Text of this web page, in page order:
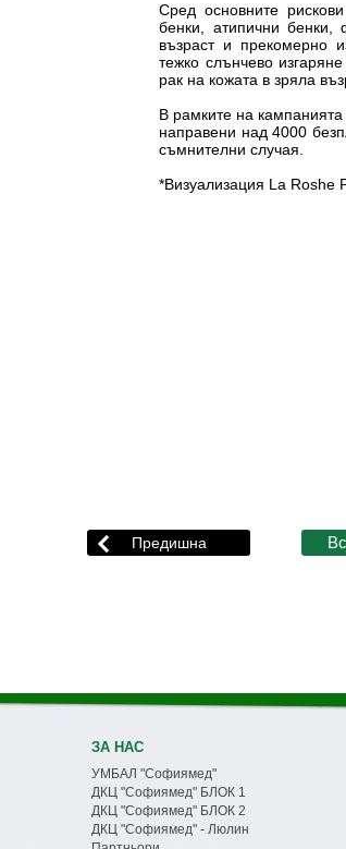
Сред основните
бенки, атипични бенки,
възраст и прекомерно
тежко слънчево
рак на кожата в зряла
В рамките на
направени над 4000
съмнителни случая.
*Визуализация La Roshe
ЗА НАС
УМБАЛ "Софиямед"
ДКЦ "Софиямед" БЛОК 1
ДКЦ "Софиямед" БЛОК 2
ДКЦ "Софиямед" - Люлин